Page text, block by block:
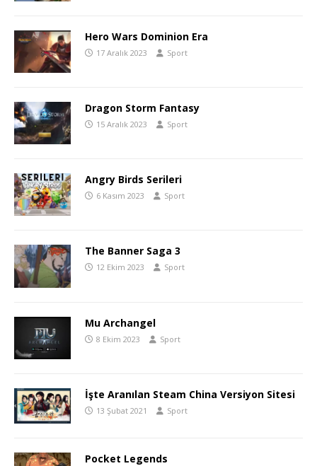
Hero Wars Dominion Era
17 Aralık 2023 Sport
Dragon Storm Fantasy
15 Aralık 2023 Sport
Angry Birds Serileri
6 Kasım 2023 Sport
The Banner Saga 3
12 Ekim 2023 Sport
Mu Archangel
8 Ekim 2023 Sport
İşte Aranılan Steam China Versiyon Sitesi
13 Şubat 2021 Sport
Pocket Legends